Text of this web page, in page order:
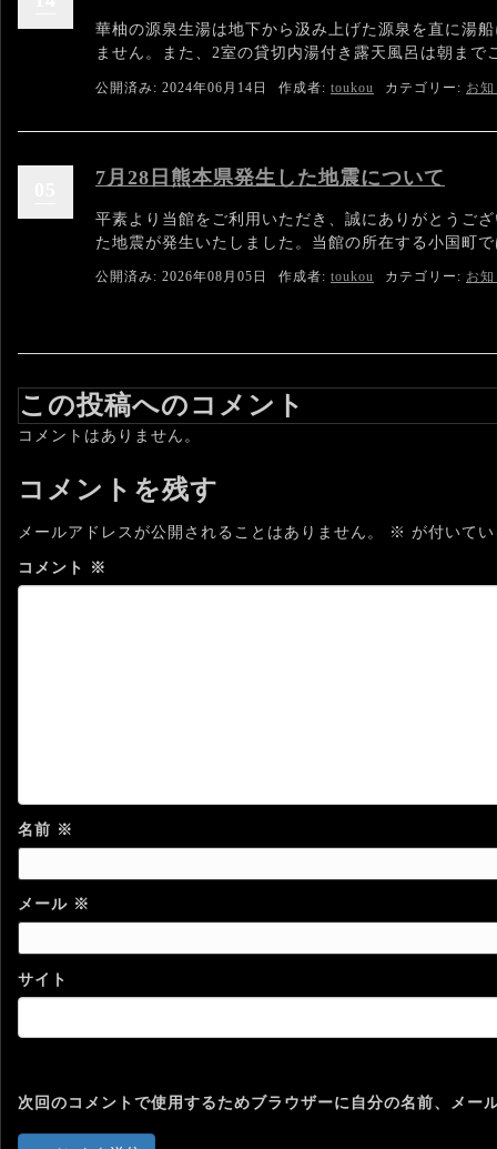
華柚の源泉生湯は地下から汲み上げた源泉を直に湯
ません。また、2室の貸切内湯付き露天風呂は朝ま
公開済み: 2024年06月14日 作成者: toukou カテゴリー: お
7月28日熊本県発生した地震について
平素より当館をご利用いただき、誠にありがとうご
た地震が発生いたしました。当館の所在する小国
公開済み: 2026年08月05日 作成者: toukou カテゴリー: お
この投稿へのコメント
コメントはありません。
コメントを残す
メールアドレスが公開されることはありません。 ※ が付いて
コメント ※
名前 ※
メール ※
サイト
次回のコメントで使用するためブラウザーに自分の名前、メー